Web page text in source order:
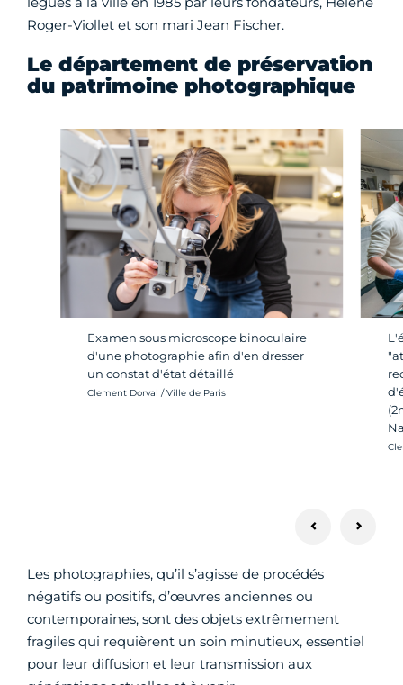
Roger-Viollet et son mari Jean Fischer.
Le département de préservation
du patrimoine photographique
Examen sous microscope binoculaire
d'une photographie afin d'en dresser
un constat d'état détaillé
Crédit photo :
Clement Dorval / Ville de Paris
Les photographies, qu’il s’agisse de procédés
négatifs ou positifs, d’œuvres anciennes ou
contemporaines, sont des objets extrêmement
fragiles qui requièrent un soin minutieux, essentiel
pour leur diffusion et leur transmission aux